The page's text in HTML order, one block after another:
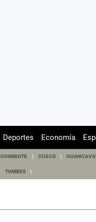
Deportes Economía
CHIMBOTE CUSCO
TUMBES